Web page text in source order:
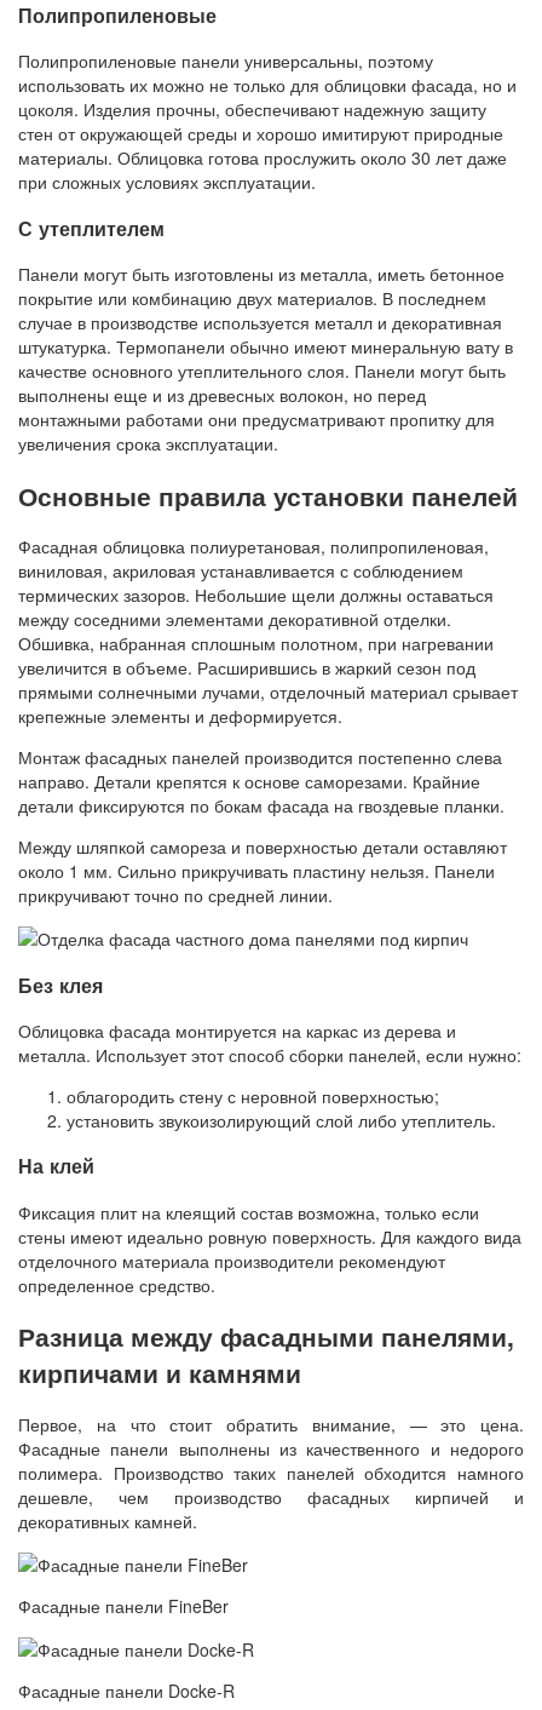
Полипропиленовые
Полипропиленовые панели универсальны, поэтому
использовать их можно не только для облицовки фасада, но и
цоколя. Изделия прочны, обеспечивают надежную защиту
стен от окружающей среды и хорошо имитируют природные
материалы. Облицовка готова прослужить около 30 лет даже
при сложных условиях эксплуатации.
С утеплителем
Панели могут быть изготовлены из металла, иметь бетонное
покрытие или комбинацию двух материалов. В последнем
случае в производстве используется металл и декоративная
штукатурка. Термопанели обычно имеют минеральную вату в
качестве основного утеплительного слоя. Панели могут быть
выполнены еще и из древесных волокон, но перед
монтажными работами они предусматривают пропитку для
увеличения срока эксплуатации.
Основные правила установки панелей
Фасадная облицовка полиуретановая, полипропиленовая,
виниловая, акриловая устанавливается с соблюдением
термических зазоров. Небольшие щели должны оставаться
между соседними элементами декоративной отделки.
Обшивка, набранная сплошным полотном, при нагревании
увеличится в объеме. Расширившись в жаркий сезон под
прямыми солнечными лучами, отделочный материал срывает
крепежные элементы и деформируется.
Монтаж фасадных панелей производится постепенно слева
направо. Детали крепятся к основе саморезами. Крайние
детали фиксируются по бокам фасада на гвоздевые планки.
Между шляпкой самореза и поверхностью детали оставляют
около 1 мм. Сильно прикручивать пластину нельзя. Панели
прикручивают точно по средней линии.
Без клея
Облицовка фасада монтируется на каркас из дерева и
металла. Использует этот способ сборки панелей, если нужно:
облагородить стену с неровной поверхностью;
установить звукоизолирующий слой либо утеплитель.
На клей
Фиксация плит на клеящий состав возможна, только если
стены имеют идеально ровную поверхность. Для каждого вида
отделочного материала производители рекомендуют
определенное средство.
Разница между фасадными панелями,
кирпичами и камнями
Первое, на что стоит обратить внимание, — это цена.
Фасадные панели выполнены из качественного и недорого
полимера. Производство таких панелей обходится намного
дешевле, чем производство фасадных кирпичей и
декоративных камней.
Фасадные панели FineBer
Фасадные панели Docke-R